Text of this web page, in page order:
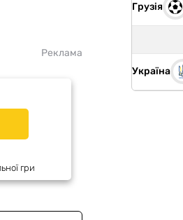
Реклама
гри
Грузія
Україна